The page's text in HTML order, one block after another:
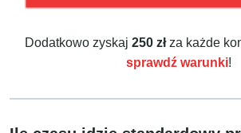
Dodatkowo zyskaj 250 złza każde
sprawdź warunki!